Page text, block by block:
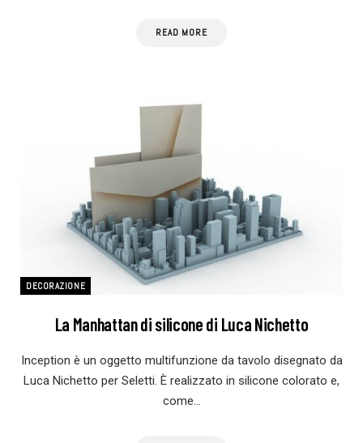
READ MORE
DECORAZIONE
La Manhattan di silicone di Luca Nichetto
Inception è un oggetto multifunzione da tavolo disegnato da
Luca Nichetto per Seletti. È realizzato in silicone colorato e,
come…